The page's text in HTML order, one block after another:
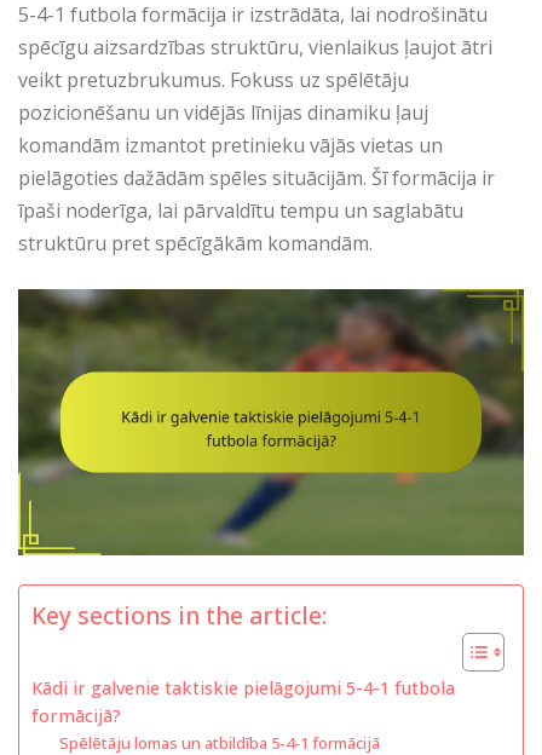
5-4-1 futbola formācija ir izstrādāta, lai nodrošinātu
spēcīgu aizsardzības struktūru, vienlaikus ļaujot ātri
veikt pretuzbrukumus. Fokuss uz spēlētāju
pozicionēšanu un vidējās līnijas dinamiku ļauj
komandām izmantot pretinieku vājās vietas un
pielāgoties dažādām spēles situācijām. Šī formācija ir
īpaši noderīga, lai pārvaldītu tempu un saglabātu
struktūru pret spēcīgākām komandām.
Key sections in the article:
Kādi ir galvenie taktiskie pielāgojumi 5-4-1 futbola
formācijā?
Spēlētāju lomas un atbildība 5-4-1 formācijā